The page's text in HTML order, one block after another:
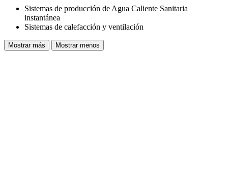
Sistemas de producción de Agua Caliente Sanitaria
instantánea
Sistemas de calefacción y ventilación
Mostrar más Mostrar menos